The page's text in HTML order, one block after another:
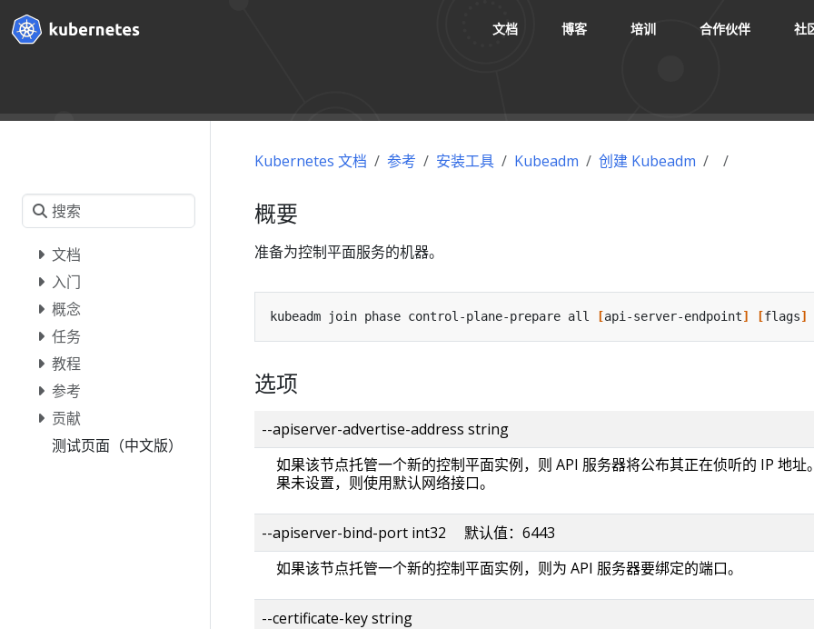
文档 博客 培训 合作伙伴 社
文档
入门
概念
任务
教程
参考
贡献
测试页面（中文版）
Kubernetes 文档 参考 安装工具 Kubeadm 创建 Kubeadm
概要
准备为控制平面服务的机器。
kubeadm join phase control-plane-prepare all [api-server-endpoint] [flags]
选项
--apiserver-advertise-address string
如果该节点托管一个新的控制平面实例，则 API 服务器将公布其正在侦听的 IP 地址
果未设置，则使用默认网络接口。
--apiserver-bind-port int32 默认值：6443
如果该节点托管一个新的控制平面实例，则为 API 服务器要绑定的端口。
--certificate-key string